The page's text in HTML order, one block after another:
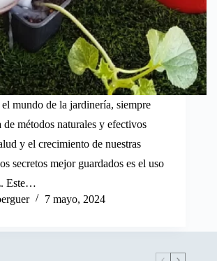
mundo de la jardinería, siempre
de métodos naturales y efectivos
y el crecimiento de nuestras
secretos mejor guardados es el uso
Este…
7 mayo, 2024